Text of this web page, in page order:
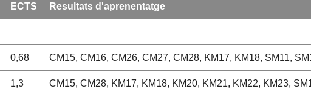
ECTS Resultats d'aprenentatge
0,68 CM15, CM16, CM26, CM27, CM28, KM17, KM18, SM11,
1,3
CM15, CM28, KM17, KM18, KM20, KM21, KM22, KM23,